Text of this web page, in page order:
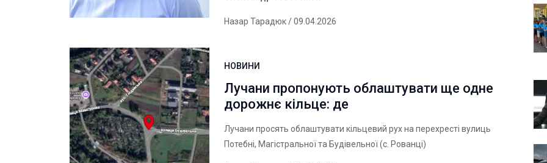
Назар Тарадюк/ 09.04.2026
НОВИНИ
Лучани пропонують облаштувати ще одне
дорожнє кільце: де
Лучани просять облаштувати кільцевий рух на перехресті вулиць
Потебні, Магістральної та Будівельної (с. Рованці)